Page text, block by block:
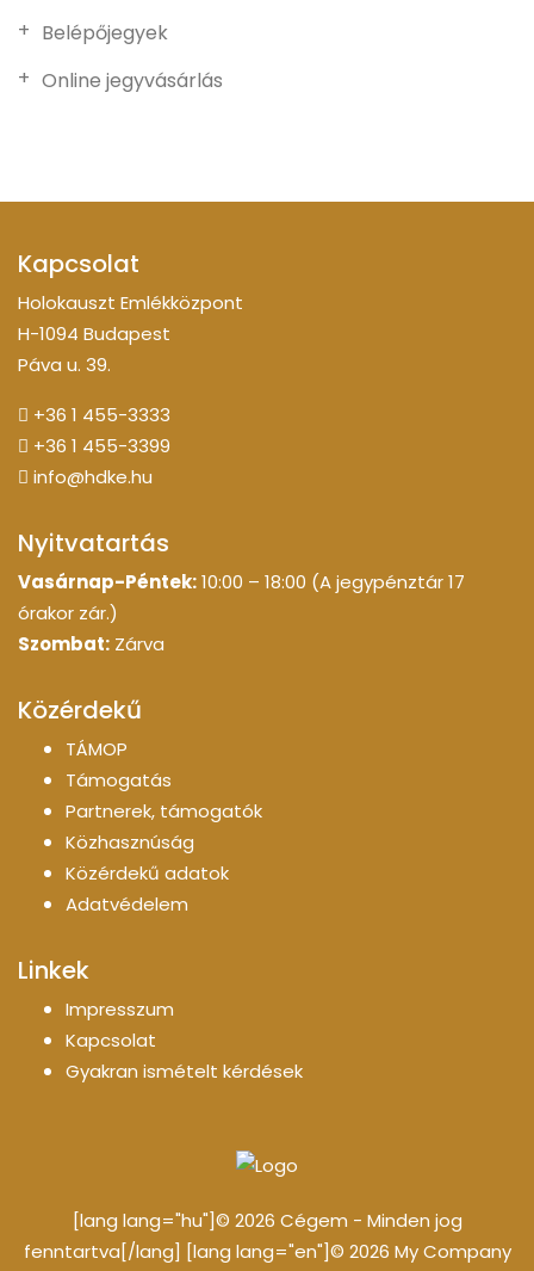
Belépőjegyek
Online jegyvásárlás
Kapcsolat
Holokauszt Emlékközpont
H-1094 Budapest
Páva u. 39.
+36 1 455-3333
+36 1 455-3399
info@hdke.hu
Nyitvatartás
Vasárnap-Péntek:10:00 – 18:00 (A jegypénztár 17
órakor zár.)
Szombat: Zárva
Közérdekű
TÁMOP
Támogatás
Partnerek, támogatók
Közhasznúság
Közérdekű adatok
Adatvédelem
Linkek
Impresszum
Kapcsolat
Gyakran ismételt kérdések
[lang lang="hu"]© 2026 Cégem - Minden jog
fenntartva[/lang] [lang lang="en"]© 2026 My Company